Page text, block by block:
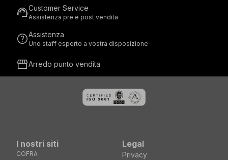
support_agentCustomer Service
Assistenza pre e post vendita
helpAssistenza
Uno staff esperto a vostra disposizione
storefrontArredo punto vendita
I nostri siti
COFRA
Legal
Privacy